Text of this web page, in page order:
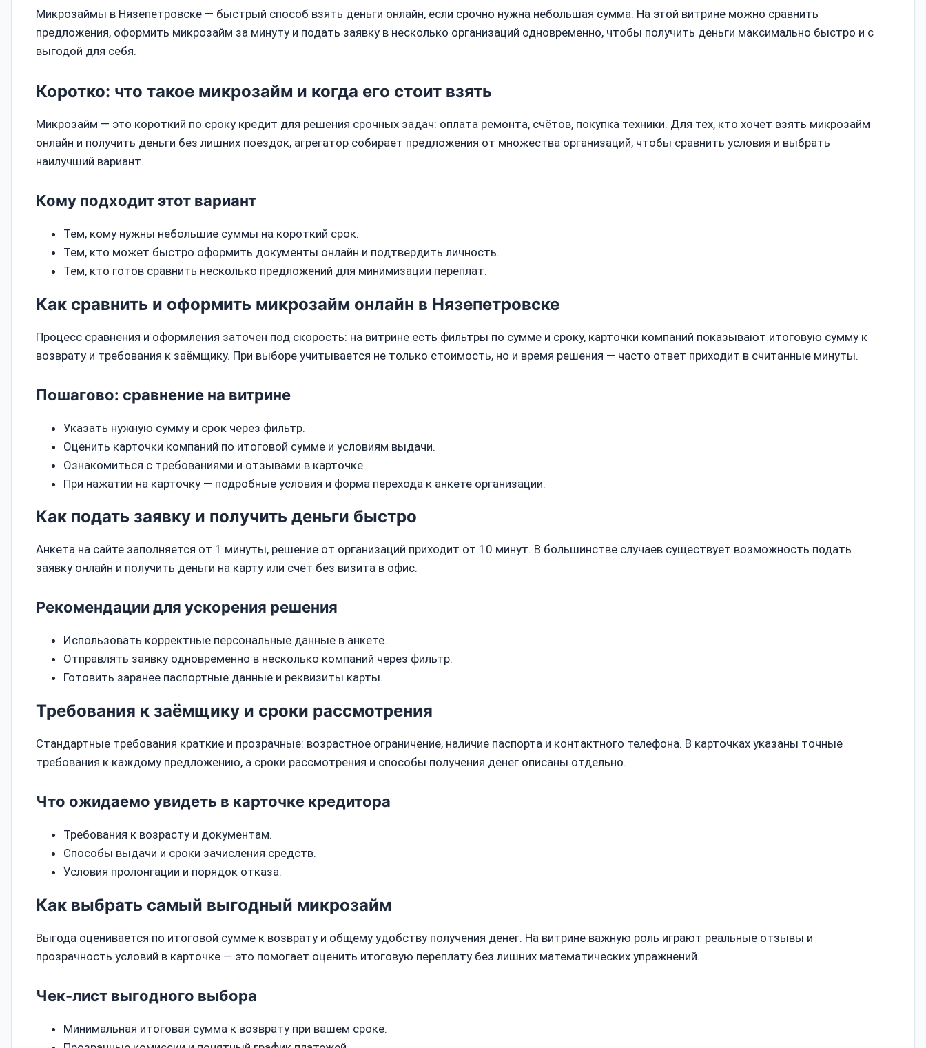
Микрозаймы в Нязепетровске — быстрый способ взять деньги онлайн, если срочно нужна небольшая сумма. На этой витрине можно сравнить
предложения, оформить микрозайм за минуту и подать заявку в несколько организаций одновременно, чтобы получить деньги максимально быстро и с
выгодой для себя.
Коротко: что такое микрозайм и когда его стоит взять
Микрозайм — это короткий по сроку кредит для решения срочных задач: оплата ремонта, счётов, покупка техники. Для тех, кто хочет взять микрозайм
онлайн и получить деньги без лишних поездок, агрегатор собирает предложения от множества организаций, чтобы сравнить условия и выбрать
наилучший вариант.
Кому подходит этот вариант
Тем, кому нужны небольшие суммы на короткий срок.
Тем, кто может быстро оформить документы онлайн и подтвердить личность.
Тем, кто готов сравнить несколько предложений для минимизации переплат.
Как сравнить и оформить микрозайм онлайн в Нязепетровске
Процесс сравнения и оформления заточен под скорость: на витрине есть фильтры по сумме и сроку, карточки компаний показывают итоговую сумму к
возврату и требования к заёмщику. При выборе учитывается не только стоимость, но и время решения — часто ответ приходит в считанные минуты.
Пошагово: сравнение на витрине
Указать нужную сумму и срок через фильтр.
Оценить карточки компаний по итоговой сумме и условиям выдачи.
Ознакомиться с требованиями и отзывами в карточке.
При нажатии на карточку — подробные условия и форма перехода к анкете организации.
Как подать заявку и получить деньги быстро
Анкета на сайте заполняется от 1 минуты, решение от организаций приходит от 10 минут. В большинстве случаев существует возможность подать
заявку онлайн и получить деньги на карту или счёт без визита в офис.
Рекомендации для ускорения решения
Использовать корректные персональные данные в анкете.
Отправлять заявку одновременно в несколько компаний через фильтр.
Готовить заранее паспортные данные и реквизиты карты.
Требования к заёмщику и сроки рассмотрения
Стандартные требования краткие и прозрачные: возрастное ограничение, наличие паспорта и контактного телефона. В карточках указаны точные
требования к каждому предложению, а сроки рассмотрения и способы получения денег описаны отдельно.
Что ожидаемо увидеть в карточке кредитора
Требования к возрасту и документам.
Способы выдачи и сроки зачисления средств.
Условия пролонгации и порядок отказа.
Как выбрать самый выгодный микрозайм
Выгода оценивается по итоговой сумме к возврату и общему удобству получения денег. На витрине важную роль играют реальные отзывы и
прозрачность условий в карточке — это помогает оценить итоговую переплату без лишних математических упражнений.
Чек-лист выгодного выбора
Минимальная итоговая сумма к возврату при вашем сроке.